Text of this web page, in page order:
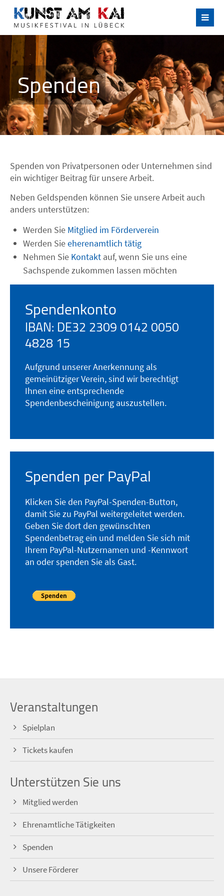
Spenden
Spenden von Privatpersonen oder Unternehmen sind
ein wichtiger Beitrag für unsere Arbeit.
Neben Geldspenden können Sie unsere Arbeit auch
anders unterstützen:
Werden Sie Mitglied im Förderverein
Werden Sieeherenamtlich tätig
Nehmen Sie Kontakt auf, wenn Sie uns eine
Sachspende zukommen lassen möchten
Spendenkonto
IBAN: DE32 2309 0142 0050
4828 15
Aufgrund unserer Anerkennung als
gemeinütziger Verein, sind wir berechtigt
Ihnen eine entsprechende
Spendenbescheinigung auszustellen.
Spenden per PayPal
Klicken Sie den PayPal-Spenden-Button,
damit Sie zu PayPal weitergeleitet werden.
Geben Sie dort den gewünschten
Spendenbetrag ein und melden Sie sich mit
Ihrem PayPal-Nutzernamen und -Kennwort
an oder spenden Sie als Gast.
Veranstaltungen
Spielplan
Tickets kaufen
Unterstützen Sie uns
Mitglied werden
Ehrenamtliche Tätigkeiten
Spenden
Unsere Förderer